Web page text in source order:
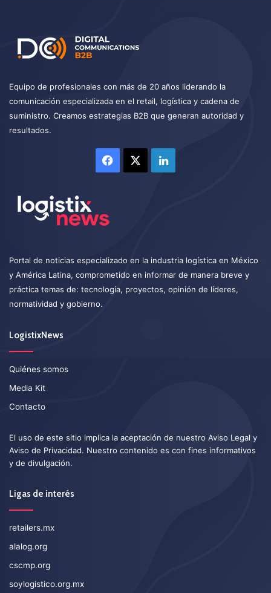
Equipo de profesionales con más de 20 años liderando la
comunicación especializada en el retail, logística y cadena de
suministro. Creamos estrategias B2B que generan autoridad y
resultados.
Facebook LinkedIn
Portal de noticias especializado en la industria logística en México
y América Latina, comprometido en informar de manera breve y
práctica temas de: tecnología, proyectos, opinión de líderes,
normatividad y gobierno.
LogistixNews
Quiénes somos
Media Kit
Contacto
El uso de este sitio implica la aceptación de nuestro Aviso Legal y
Aviso de Privacidad. Nuestro contenido es con fines informativos
y de divulgación.
Ligas de interés
retailers.mx
alalog.org
cscmp.org
soylogistico.org.mx